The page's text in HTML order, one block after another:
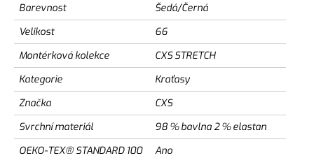
Barevnost
Šedá/Černá
Velikost
66
Montérková kolekce
CXS STRETCH
Kategorie
Kraťasy
Značka
CXS
Svrchní materiál
98 % bavlna 2 % elastan
OEKO-TEX® STANDARD 100
Ano